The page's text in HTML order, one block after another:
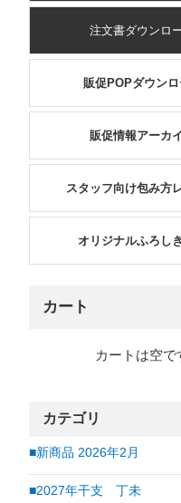
注文書ダウンロ
販促POPダウンロ
販促情報アーカ
スタッフ向け包み方
オリジナルふろし
カート
カートは空で
カテゴリ
■新商品 2026年2月
■2027年干支 丁未